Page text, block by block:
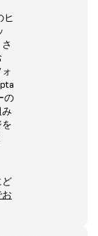
ヒ
の
ど